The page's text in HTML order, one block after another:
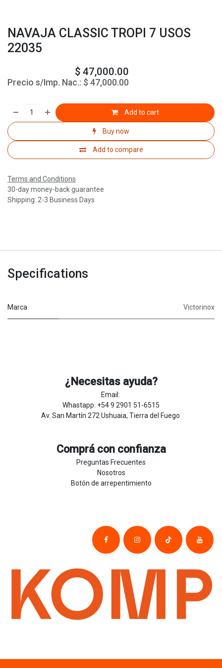
NAVAJA CLASSIC TROPI 7 USOS
22035
$ 47,000.00
Precio s/Imp. Nac.: $ 47,000.00
Add to cart
Buy now
Add to compare
Terms and Conditions
30-day money-back guarantee
Shipping: 2-3 Business Days
Specifications
Marca Victorinox
¿Necesitas ayuda?
Email:
Whastapp: +54 9 2901 51-6515
Av. San Martín 272 Ushuaia, Tierra del Fuego
Comprá con confianza
Preguntas Frecuentes
Nosotros
Botón de arrepentimiento